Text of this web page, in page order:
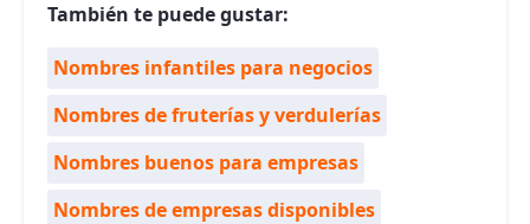
También te puede gustar:
Nombres infantiles para negocios
Nombres de fruterías y verdulerías
Nombres buenos para empresas
Nombres de empresas disponibles